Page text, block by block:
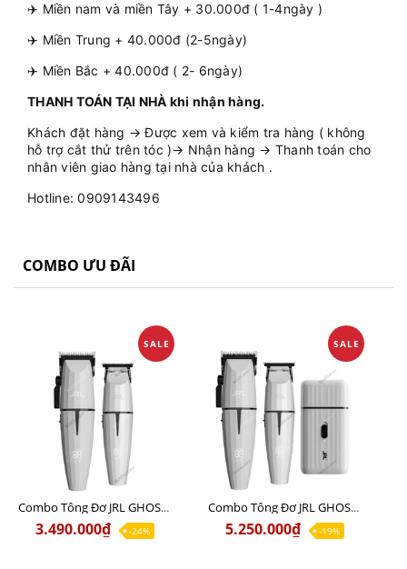
✈️ Miền nam và miền Tây + 30.000đ ( 1-4ngày )
✈️ Miền Trung + 40.000đ (2-5ngày)
✈️ Miền Bắc + 40.000đ ( 2- 6ngày)
THANH TOÁN TẠI NHÀ khi nhận hàng.
Khách đặt hàng → Được xem và kiểm tra hàng ( không
hỗ trợ cắt thử trên tóc )→ Nhận hàng → Thanh toán cho
nhân viên giao hàng tại nhà của khách .
Hotline: 0909143496
COMBO ƯU ĐÃI
SALE
Combo Tông Đơ JRL GHOST 1 Limited Edition Chính Hãng USA
3.490.000₫ -24%
SALE
Combo Tông Đơ JRL GHOST 2 Limited Edition Chính Hãng USA
5.250.000₫ -19%